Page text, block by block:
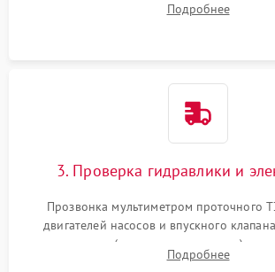
циркуляционному насосу, ТЭНу и
Подробнее
3. Проверка гидравлики и
Прозвонка мультиметром проточного
двигателей насосов и впускного
прессостата (датчика уровня воды),
концевика дверцы и электронного
Подробнее